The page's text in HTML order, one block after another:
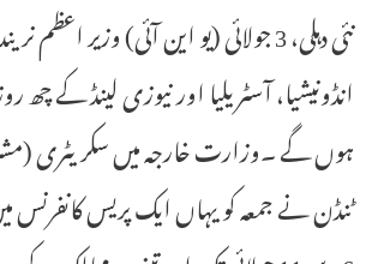
نئی دہلی، 3 جولائی (یو این آئی) وزیر
انڈونیشیا، آسٹریلیا اور نیوزی لینڈ کے
ہوں گے ۔وزارت خارجہ میں سکریٹری
ٹنڈن نے جمعہ کو یہاں ایک پریس کانفرنس